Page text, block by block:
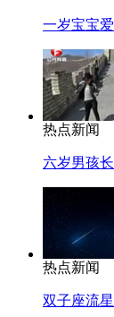
一岁宝宝
热点新闻
六岁男孩
热点新闻
双子座流